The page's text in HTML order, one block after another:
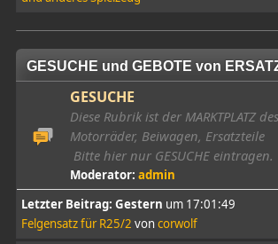
GESUCHE und GEBOTE von
GESUCHE
Diese Rubrik ist der MARKTPLATZ
Motorräder, Beiwagen, Ersatzteile
Bitte hier nur GESUCHE eintragen.
Moderator: admin
Letzter Beitrag: Gestern um 17:01:49
Felgensatz für R25/2 von corwolf